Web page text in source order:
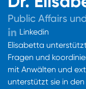
Public Affairs
Linkedin
Elisabetta
Fragen und
mit Anwälten und
unterstützt sie in